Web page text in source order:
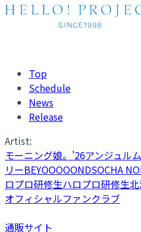
Top
Schedule
News
Release
Artist:
モーニング娘。'26アンジュルム
リーBEYOOOOONDSOCHA
ロプロ研修生ハロプロ研修生
オフィシャルファンクラブ
通販サイト